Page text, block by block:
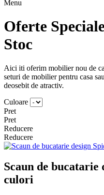
Menu
Oferte
Stoc
Aici iti oferim mobilier nou de
seturi de mobilier pentru casa
deosebit de atractiv.
Culoare
Pret
Pret
Reducere
Reducere
Scaun de bucatarie
culori